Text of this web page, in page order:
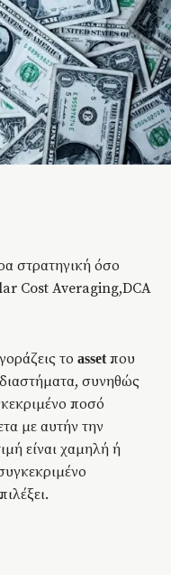
στρατηγική όσο
Cost Averaging,DCA
το asset που
διαστήματα, συνηθώς
ποσό
με αυτήν την
είναι χαμηλή ή